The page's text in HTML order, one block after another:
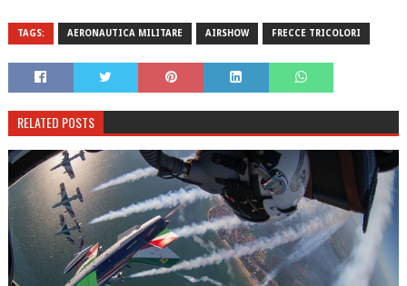
TAGS: AERONAUTICA MILITARE AIRSHOW FRECCE TRICOLORI
RELATED POSTS